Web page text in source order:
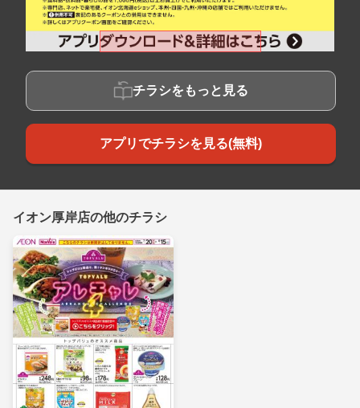
チラシをもっと見る
アプリでチラシを見る(無料)
イオン厚岸店の他のチラシ